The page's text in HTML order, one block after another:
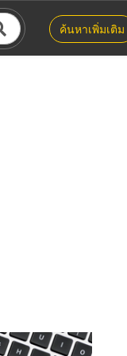
ค้นหาเพิ่มเติม